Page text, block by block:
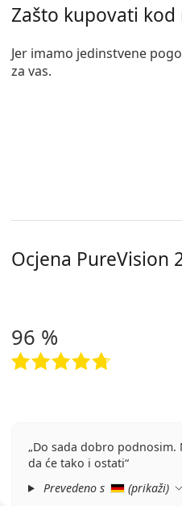
Zašto kupovati kod
Jer imamo jedinstvene
za vas.
Ocjena PureVision
96 %
Do sada dobro podnosim.
da će tako i ostati
Prevedeno s
(prikaži)